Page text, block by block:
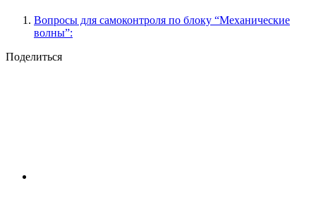
Вопросы для самоконтроля по блоку “Механические
волны”:
Поделиться